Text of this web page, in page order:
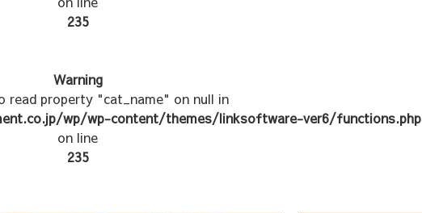
235
Warning
read property "cat_name" on null in
wp/wp-content/themes/linksoftware-ver6/functions.php
on line
235